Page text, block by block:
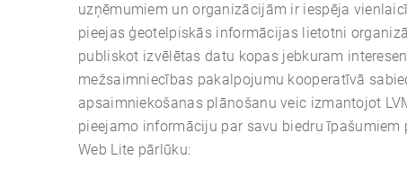
uzņēmumiem un organizācijām ir iespēja
pieejas ģeotelpiskās informācijas lietotni
publiskot izvēlētas datu kopas jebkuram
mežsaimniecības pakalpojumu kooperatīvā
apsaimniekošanas plānošanu veic izmantojot
pieejamo informāciju par savu biedru īpašumiem
Web Lite pārlūku: